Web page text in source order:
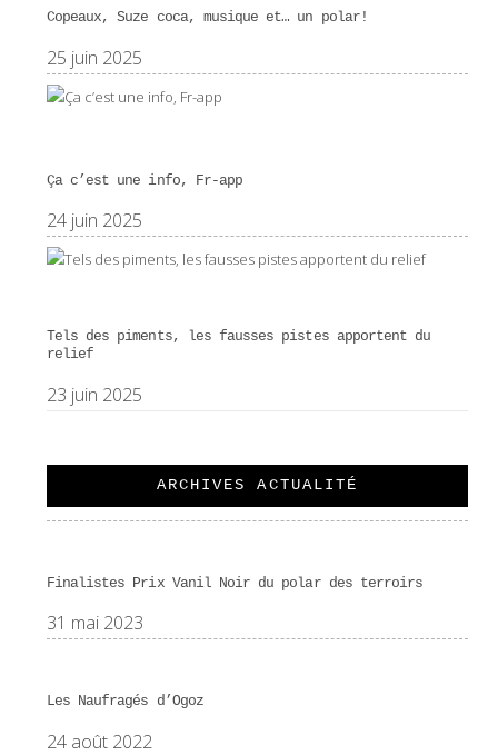
Copeaux, Suze coca, musique et… un polar!
25 juin 2025
Ça c’est une info, Fr-app
24 juin 2025
Tels des piments, les fausses pistes apportent du
relief
23 juin 2025
ARCHIVES ACTUALITÉ
Finalistes Prix Vanil Noir du polar des terroirs
31 mai 2023
Les Naufragés d’Ogoz
24 août 2022